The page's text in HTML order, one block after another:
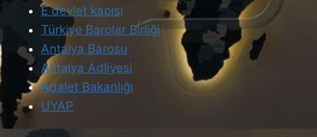
E devlet kapısı
Türkiye Barolar Birliği
Antalya Barosu
Antalya Adliyesi
Adalet Bakanlığı
UYAP